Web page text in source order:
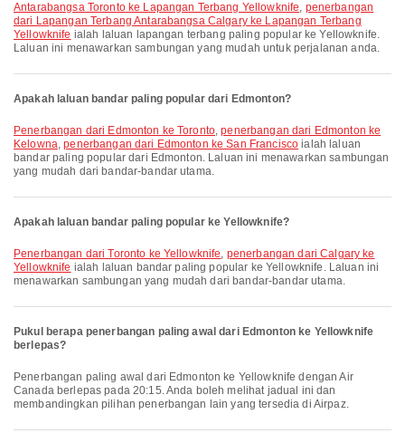
Antarabangsa Toronto ke Lapangan Terbang Yellowknife, penerbangan
dari Lapangan Terbang Antarabangsa Calgary ke Lapangan Terbang
Yellowknife ialah laluan lapangan terbang paling popular ke Yellowknife.
Laluan ini menawarkan sambungan yang mudah untuk perjalanan anda.
Apakah laluan bandar paling popular dari Edmonton?
penerbangan dari Edmonton ke Toronto,penerbangan dari Edmonton ke
Kelowna,penerbangan dari Edmonton ke San Francisco ialah laluan
bandar paling popular dari Edmonton. Laluan ini menawarkan sambungan
yang mudah dari bandar-bandar utama.
Apakah laluan bandar paling popular ke Yellowknife?
penerbangan dari Toronto ke Yellowknife, penerbangan dari Calgary ke
Yellowknife ialah laluan bandar paling popular ke Yellowknife. Laluan ini
menawarkan sambungan yang mudah dari bandar-bandar utama.
Pukul berapa penerbangan paling awal dari Edmonton ke Yellowknife
berlepas?
Penerbangan paling awal dari Edmonton ke Yellowknife dengan Air
Canada berlepas pada 20:15. Anda boleh melihat jadual ini dan
membandingkan pilihan penerbangan lain yang tersedia di Airpaz.